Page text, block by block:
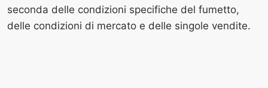
seconda delle condizioni specifiche del fumetto,
delle condizioni di mercato e delle singole vendite.